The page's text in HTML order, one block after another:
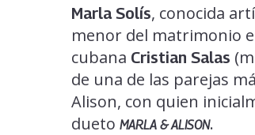
Marla Solís, conocida
menor del matrimonio
cubana Cristian Salas
de una de las parejas
Alison, con quien
dueto MARLA & ALISON.